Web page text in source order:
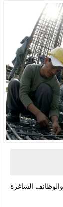
والوظائف الشاغرة